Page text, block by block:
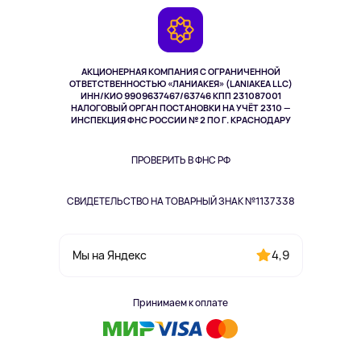
АКЦИОНЕРНАЯ КОМПАНИЯ С ОГРАНИЧЕННОЙ
ОТВЕТСТВЕННОСТЬЮ «ЛАНИАКЕЯ» (LANIAKEA LLC)
ИНН/КИО 9909637467/63746 КПП 231087001
НАЛОГОВЫЙ ОРГАН ПОСТАНОВКИ НА УЧЁТ 2310 —
ИНСПЕКЦИЯ ФНС РОССИИ № 2 ПО Г. КРАСНОДАРУ
ПРОВЕРИТЬ В ФНС РФ
СВИДЕТЕЛЬСТВО НА ТОВАРНЫЙ ЗНАК №1137338
Мы на Яндекс 4,9
Принимаем к оплате
Здоровье питомцев
Одежда и аксессуары